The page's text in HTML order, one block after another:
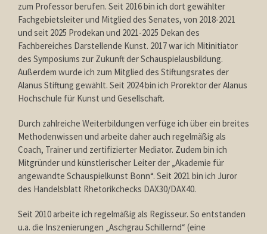
zum Professor berufen. Seit 2016 bin ich dort gewählter
Fachgebietsleiter und Mitglied des Senates, von 2018-2021
und seit 2025 Prodekan und 2021-2025 Dekan des
Fachbereiches Darstellende Kunst. 2017 war ich Mitinitiator
des Symposiums zur Zukunft der Schauspielausbildung.
Außerdem wurde ich zum Mitglied des Stiftungsrates der
Alanus Stiftung gewählt. Seit 2024 bin ich Prorektor der Alanus
Hochschule für Kunst und Gesellschaft.
Durch zahlreiche Weiterbildungen verfüge ich über ein breites
Methodenwissen und arbeite daher auch regelmäßig als
Coach, Trainer und zertifizierter Mediator. Zudem bin ich
Mitgründer und künstlerischer Leiter der „Akademie für
angewandte Schauspielkunst Bonn“. Seit 2021 bin ich Juror
des Handelsblatt Rhetorikchecks DAX30/DAX40.
Seit 2010 arbeite ich regelmäßig als Regisseur. So entstanden
u.a. die Inszenierungen „Aschgrau Schillernd“ (eine